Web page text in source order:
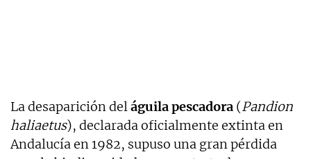
La desaparición deláguila pescadora (Pandion
haliaetus), declarada oficialmente extinta en
Andalucía en 1982, supuso una gran pérdida